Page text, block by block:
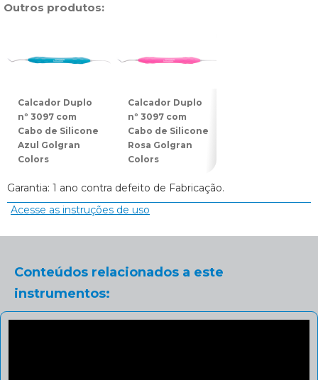
Outros produtos:
Calcador Duplo
nº 3097 com
Cabo de Silicone
Azul Golgran
Colors
Calcador Duplo
nº 3097 com
Cabo de Silicone
Rosa Golgran
Colors
Garantia: 1 ano contra defeito de Fabricação.
Acesse as instruções de uso
Conteúdos relacionados a este
instrumentos: